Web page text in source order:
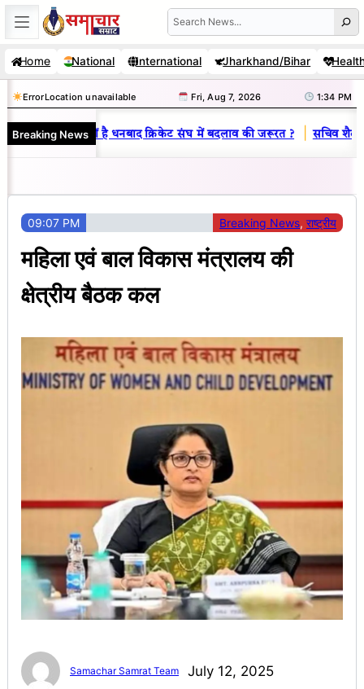
Skip
to
content
Search
Home National International Jharkhand/Bihar
ErrorLocation unavailable Fri, Aug 7, 2026 1:34 PM
Breaking News
राज : जानें क्यों है धनबाद क्रिकेट संघ में बदलाव की जरूरत ? | सचिव शैलेंद्र
09:07 PM Breaking News, राष्ट्रीय
महिला एवं बाल विकास मंत्रालय की
क्षेत्रीय बैठक कल
Samachar Samrat Team July 12, 2025